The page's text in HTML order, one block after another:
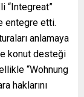
“Integreat”
entegre etti.
anlamaya
konut desteği
“Wohnung
haklarını